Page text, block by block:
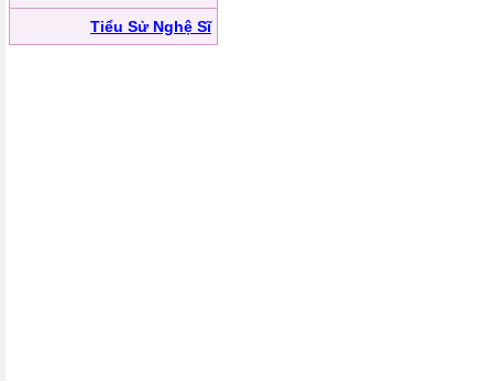
Tiểu Sử Nghệ Sĩ